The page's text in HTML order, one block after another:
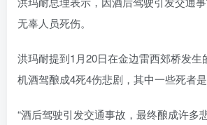
无辜人员死伤。
洪玛耐提到1月20日在金边雷西郊桥发生
机酒驾酿成4死4伤悲剧，其中一些死者是
“酒后驾驶引发交通事故，最终酿成许多